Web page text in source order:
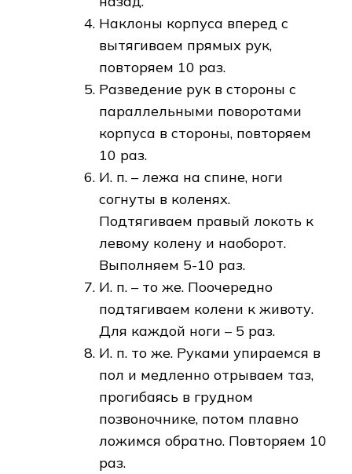
Наклоны корпуса вперед с
вытягиваем прямых рук,
повторяем 10 раз.
Разведение рук в стороны с
параллельными поворотами
корпуса в стороны, повторяем
10 раз.
И. п. – лежа на спине, ноги
согнуты в коленях.
Подтягиваем правый локоть к
левому колену и наоборот.
Выполняем 5-10 раз.
И. п. – то же. Поочередно
подтягиваем колени к животу.
Для каждой ноги – 5 раз.
И. п. то же. Руками упираемся в
пол и медленно отрываем таз,
прогибаясь в грудном
позвоночнике, потом плавно
ложимся обратно. Повторяем 10
раз.